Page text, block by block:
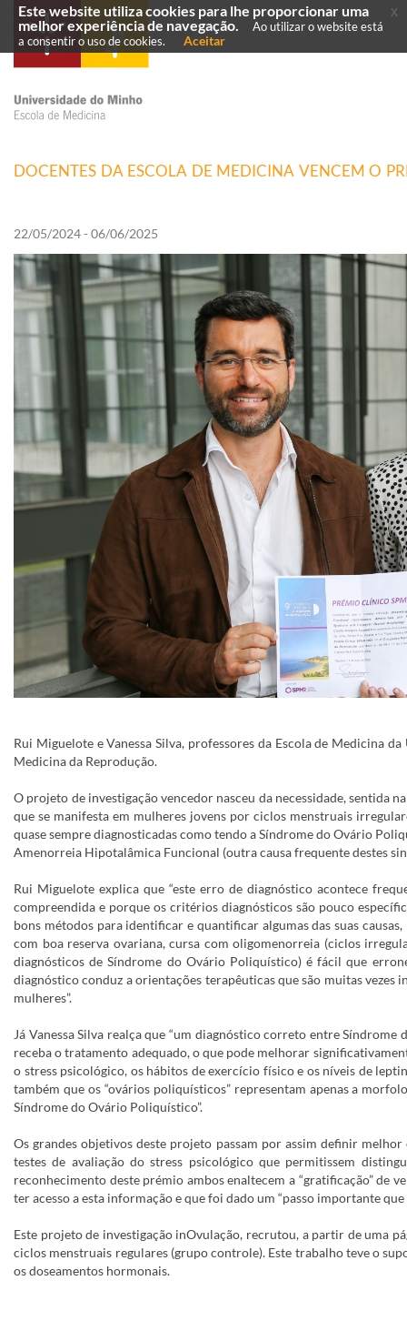
DOCENTES DA ESCOLA DE MEDICINA VENCEM O
22/05/2024 - 06/06/2025
Rui Miguelote e Vanessa Silva, professores da Escola de Medicina
Medicina da Reprodução.
O projeto de investigação vencedor nasceu da necessidade, sentida
que se manifesta em mulheres jovens por ciclos menstruais
quase sempre diagnosticadas como tendo a Síndrome do Ovário
Amenorreia Hipotalâmica Funcional (outra causa frequente destes
Rui Miguelote explica que “este erro de diagnóstico acontece
compreendida e porque os critérios diagnósticos são pouco
bons métodos para identificar e quantificar algumas das suas
com boa reserva ovariana, cursa com oligomenorreia (ciclos
diagnósticos de Síndrome do Ovário Poliquístico) é fácil que
diagnóstico conduz a orientações terapêuticas que são muitas vezes
mulheres”.
Já Vanessa Silva realça que “um diagnóstico correto entre
receba o tratamento adequado, o que pode melhorar
o stress psicológico, os hábitos de exercício físico e os níveis de
também que os “ovários poliquísticos” representam apenas a
Síndrome do Ovário Poliquístico”.
Os grandes objetivos deste projeto passam por assim definir
testes de avaliação do stress psicológico que permitissem
reconhecimento deste prémio ambos enaltecem a “gratificação” de
ter acesso a esta informação e que foi dado um “passo importante
Este projeto de investigação inOvulação, recrutou, a partir de uma
ciclos menstruais regulares (grupo controle). Este trabalho teve o
os doseamentos hormonais.
Este website utiliza cookies para lhe proporcionar uma
melhor experiência de navegação.
Ao utilizar o website está
a consentir o uso de cookies.
Aceitar
x